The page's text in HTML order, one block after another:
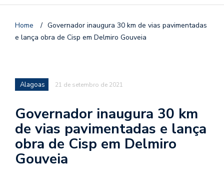
Home / Governador inaugura 30 km de vias pavimentadas
e lança obra de Cisp em Delmiro Gouveia
Alagoas 21 de setembro de 2021
Governador inaugura 30 km
de vias pavimentadas e lança
obra de Cisp em Delmiro
Gouveia